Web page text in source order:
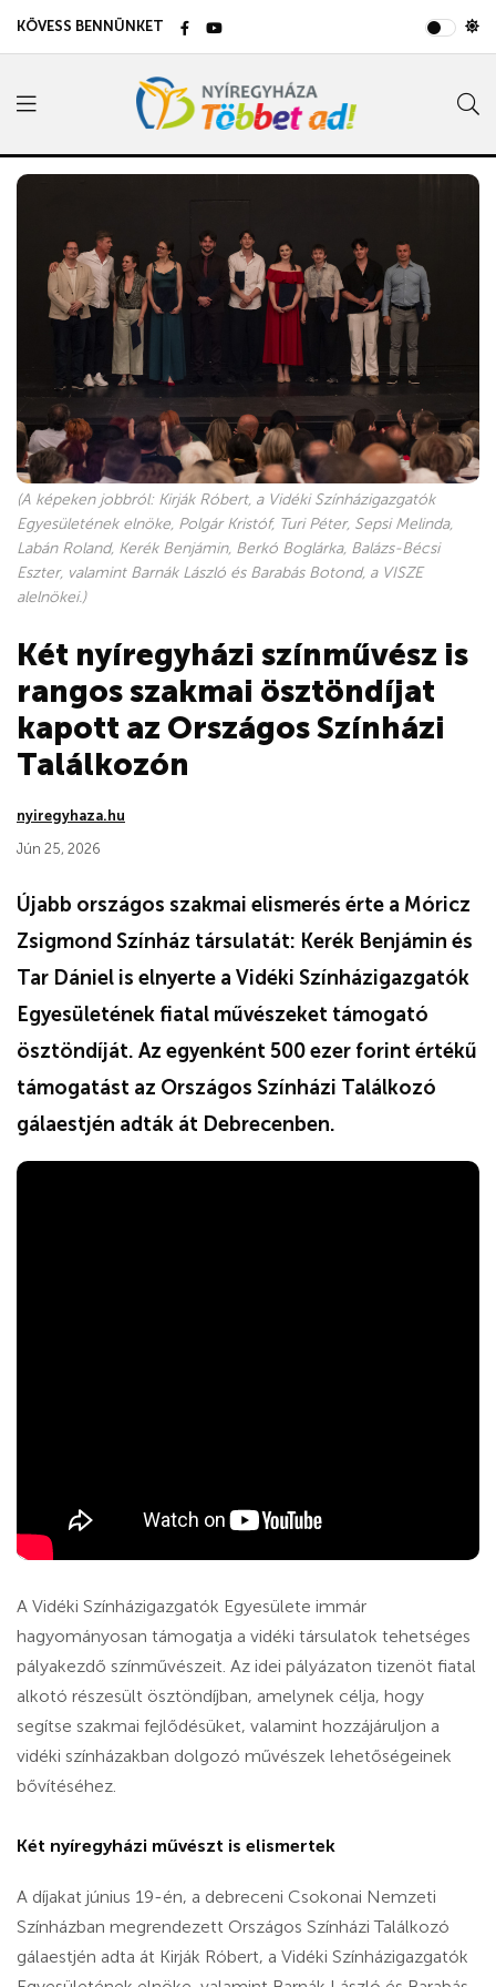
KÖVESS BENNÜNKET
(A képeken jobbról: Kirják Róbert, a Vidéki Színházigazgatók
Egyesületének elnöke, Polgár Kristóf, Turi Péter, Sepsi Melinda,
Labán Roland, Kerék Benjámin, Berkó Boglárka, Balázs-Bécsi
Eszter, valamint Barnák László és Barabás Botond, a VISZE
alelnökei.)
Két nyíregyházi színművész is
rangos szakmai ösztöndíjat
kapott az Országos Színházi
Találkozón
nyiregyhaza.hu
Jún 25, 2026
Újabb országos szakmai elismerés érte a Móricz
Zsigmond Színház társulatát: Kerék Benjámin és
Tar Dániel is elnyerte a Vidéki Színházigazgatók
Egyesületének fiatal művészeket támogató
ösztöndíját. Az egyenként 500 ezer forint értékű
támogatást az Országos Színházi Találkozó
gálaestjén adták át Debrecenben.
A Vidéki Színházigazgatók Egyesülete immár
hagyományosan támogatja a vidéki társulatok tehetséges
pályakezdő színművészeit. Az idei pályázaton tizenöt fiatal
alkotó részesült ösztöndíjban, amelynek célja, hogy
segítse szakmai fejlődésüket, valamint hozzájáruljon a
vidéki színházakban dolgozó művészek lehetőségeinek
bővítéséhez.
Két nyíregyházi művészt is elismertek
A díjakat június 19-én, a debreceni Csokonai Nemzeti
Színházban megrendezett Országos Színházi Találkozó
gálaestjén adta át Kirják Róbert, a Vidéki Színházigazgatók